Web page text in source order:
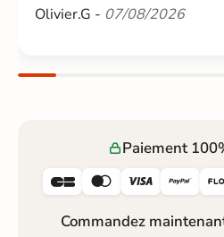
Olivier.G - 07/08/2026
Paiement
   
Commandez